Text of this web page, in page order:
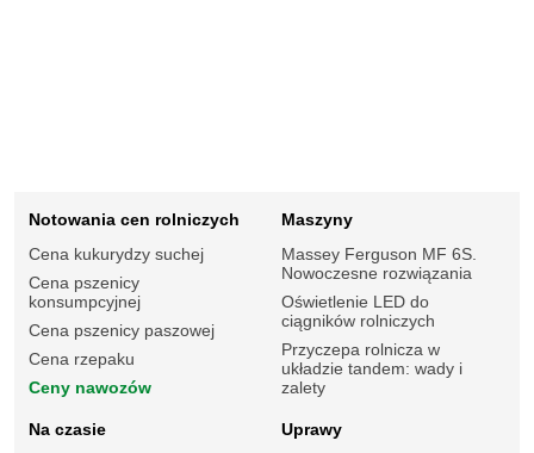
Notowania cen rolniczych
Cena kukurydzy suchej
Cena pszenicy
konsumpcyjnej
Cena pszenicy paszowej
Cena rzepaku
Ceny nawozów
Maszyny
Massey Ferguson MF 6S.
Nowoczesne rozwiązania
Oświetlenie LED do
ciągników rolniczych
Przyczepa rolnicza w
układzie tandem: wady i
zalety
Na czasie
Uprawy